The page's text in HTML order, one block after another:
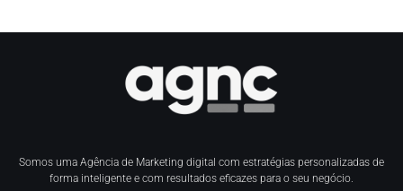
Somos uma Agência de Marketing digital com estratégias personalizadas de
forma inteligente e com resultados eficazes para o seu negócio.